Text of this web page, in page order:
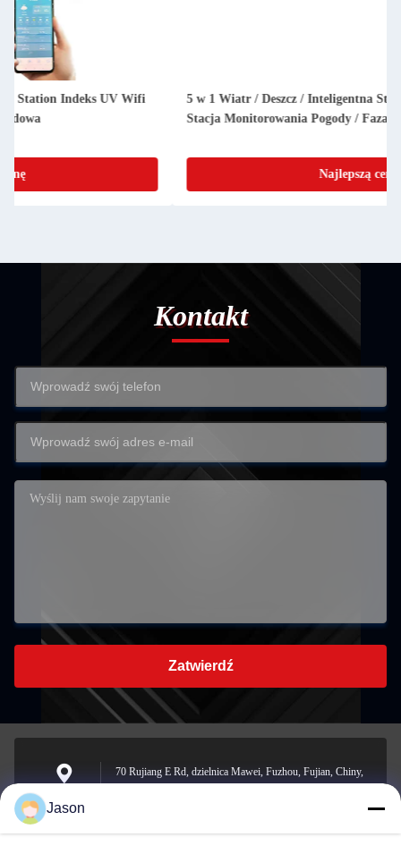
5 w 1 Wiatr / Deszcz / Inteligentna Stacja Meteorologiczna /
Stacja Monitorowania Pogody / Faza Księżyca
Kontakt
Zatwierdź
70 Rujiang E Rd, dzielnica Mawei, Fuzhou, Fujian, Chiny,
Jason